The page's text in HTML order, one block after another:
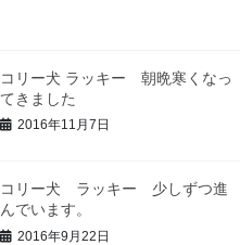
コリー犬 ラッキー 朝晩寒くなっ
てきました
2016年11月7日
コリー犬 ラッキー 少しずつ進
んでいます。
2016年9月22日